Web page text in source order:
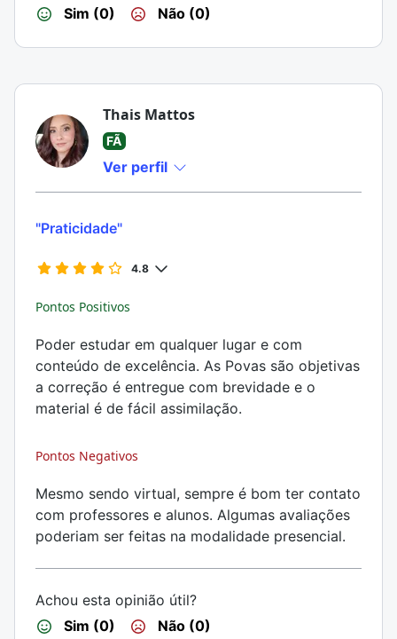
Sim (0)
Não (0)
Thais Mattos
FÃ
Ver perfil
"Praticidade"
4.8
Pontos Positivos
Poder estudar em qualquer lugar e com
conteúdo de excelência. As Povas são objetivas
a correção é entregue com brevidade e o
material é de fácil assimilação.
Pontos Negativos
Mesmo sendo virtual, sempre é bom ter contato
com professores e alunos. Algumas avaliações
poderiam ser feitas na modalidade presencial.
Achou esta opinião útil?
Sim (0)
Não (0)